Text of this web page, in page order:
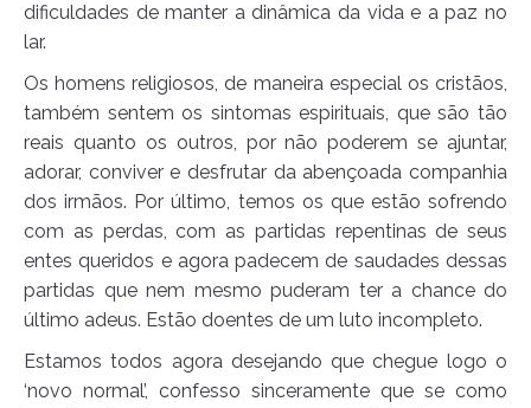
dificuldades de manter a dinâmica da vida e a paz no
lar.
Os homens religiosos, de maneira especial os cristãos,
também sentem os sintomas espirituais, que são tão
reais quanto os outros, por não poderem se ajuntar,
adorar, conviver e desfrutar da abençoada companhia
dos irmãos. Por último, temos os que estão sofrendo
com as perdas, com as partidas repentinas de seus
entes queridos e agora padecem de saudades dessas
partidas que nem mesmo puderam ter a chance do
último adeus. Estão doentes de um luto incompleto.
Estamos todos agora desejando que chegue logo o
‘novo normal’, confesso sinceramente que se como